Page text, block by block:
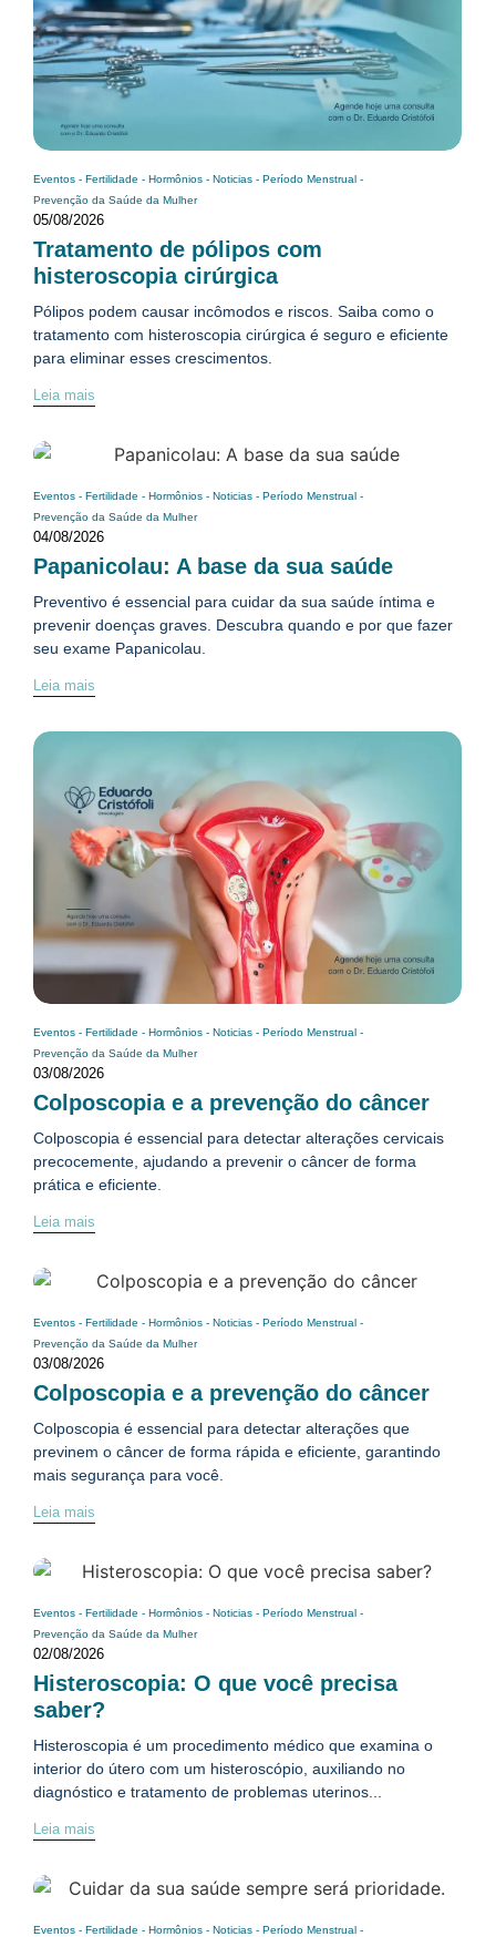
Eventos - Fertilidade - Hormônios - Noticias - Período Menstrual -
Prevenção da Saúde da Mulher
05/08/2026
Tratamento de pólipos com
histeroscopia cirúrgica
Pólipos podem causar incômodos e riscos. Saiba como o
tratamento com histeroscopia cirúrgica é seguro e eficiente
para eliminar esses crescimentos.
Leia mais
Eventos - Fertilidade - Hormônios - Noticias - Período Menstrual -
Prevenção da Saúde da Mulher
04/08/2026
Papanicolau: A base da sua saúde
Preventivo é essencial para cuidar da sua saúde íntima e
prevenir doenças graves. Descubra quando e por que fazer
seu exame Papanicolau.
Leia mais
Eventos - Fertilidade - Hormônios - Noticias - Período Menstrual -
Prevenção da Saúde da Mulher
03/08/2026
Colposcopia e a prevenção do câncer
Colposcopia é essencial para detectar alterações cervicais
precocemente, ajudando a prevenir o câncer de forma
prática e eficiente.
Leia mais
Eventos - Fertilidade - Hormônios - Noticias - Período Menstrual -
Prevenção da Saúde da Mulher
03/08/2026
Colposcopia e a prevenção do câncer
Colposcopia é essencial para detectar alterações que
previnem o câncer de forma rápida e eficiente, garantindo
mais segurança para você.
Leia mais
Eventos - Fertilidade - Hormônios - Noticias - Período Menstrual -
Prevenção da Saúde da Mulher
02/08/2026
Histeroscopia: O que você precisa
saber?
Histeroscopia é um procedimento médico que examina o
interior do útero com um histeroscópio, auxiliando no
diagnóstico e tratamento de problemas uterinos...
Leia mais
Eventos - Fertilidade - Hormônios - Noticias - Período Menstrual -